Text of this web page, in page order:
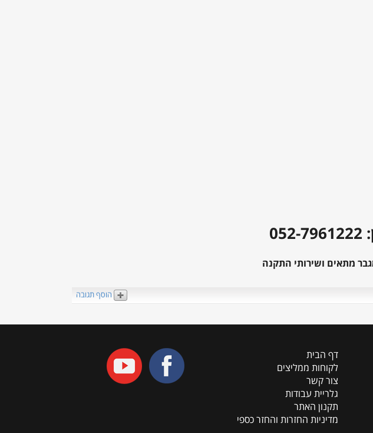
מתאים ושירותי התקנה
הוסף תגובה
דף הבית
לקוחות ממליצים
צור קשר
גלריית עבודות
תקנון האתר
מדיניות החזרות והחזר כספי